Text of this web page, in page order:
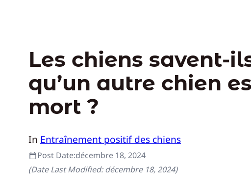
Les chiens savent-
qu’un autre chien
mort ?
In Entraînement positif des chiens
Post Date:décembre 18, 2024
(Date Last Modified:décembre 18, 2024)